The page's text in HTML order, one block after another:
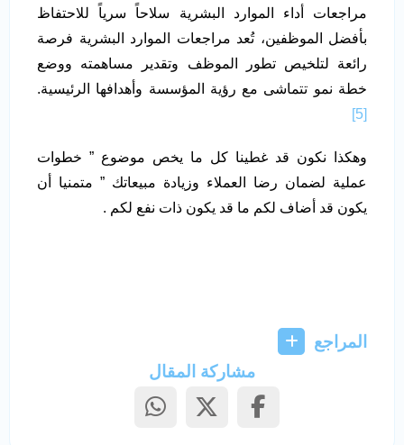
مراجعات أداء الموارد البشرية سلاحاً سرياً للاحتفاظ
بأفضل الموظفين، تُعد مراجعات الموارد البشرية فرصة
رائعة لتلخيص تطور الموظف وتقدير مساهمته ووضع
خطة نمو تتماشى مع رؤية المؤسسة وأهدافها الرئيسية.
[5]
وهكذا نكون قد غطينا كل ما يخص موضوع ” خطوات
عملية لضمان رضا العملاء وزيادة مبيعاتك ” متمنيا أن
يكون قد أضاف لكم ما قد يكون ذات نفع لكم .
المراجع
مشاركة المقال